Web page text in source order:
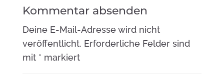
Kommentar absenden
Deine E-Mail-Adresse wird nicht
veröffentlicht. Erforderliche Felder sind
mit * markiert